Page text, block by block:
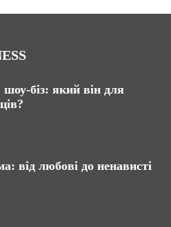
біз: який він для
від любові до ненависті